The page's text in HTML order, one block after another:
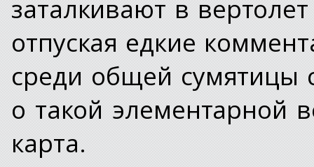
заталкивают в
отпуская едкие
среди общей
о такой элементарной
карта.